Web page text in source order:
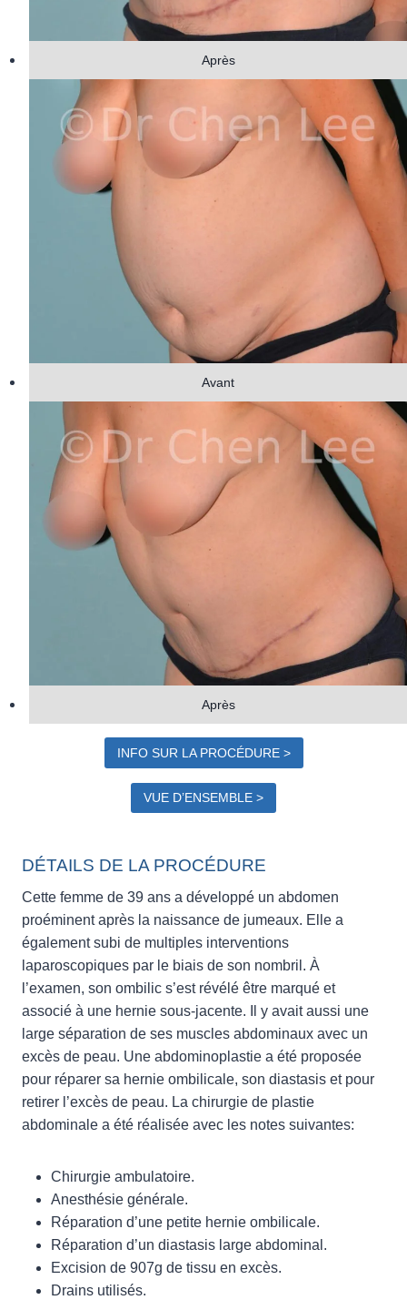
Après
Avant
Après
INFO SUR LA PROCÉDURE >
VUE D’ENSEMBLE >
DÉTAILS DE LA PROCÉDURE
Cette femme de 39 ans a développé un abdomen
proéminent après la naissance de jumeaux. Elle a
également subi de multiples interventions
laparoscopiques par le biais de son nombril. À
l’examen, son ombilic s’est révélé être marqué et
associé à une hernie sous-jacente. Il y avait aussi une
large séparation de ses muscles abdominaux avec un
excès de peau. Une abdominoplastie a été proposée
pour réparer sa hernie ombilicale, son diastasis et pour
retirer l’excès de peau. La chirurgie de plastie
abdominale a été réalisée avec les notes suivantes:
Chirurgie ambulatoire.
Anesthésie générale.
Réparation d’une petite hernie ombilicale.
Réparation d’un diastasis large abdominal.
Excision de 907g de tissu en excès.
Drains utilisés.